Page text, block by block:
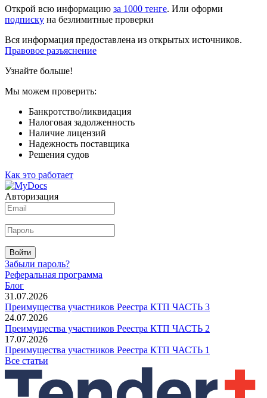
Открой всю информацию за 1000 тенге. Или оформи
подписку на безлимитные проверки
Вся информация предоставлена из открытых источников.
Правовое разъяснение
Узнайте больше!
Мы можем проверить:
Банкротство/ликвидация
Налоговая задолженность
Наличие лицензий
Надежность поставщика
Решения судов
Как это работает
Авторизация
Войти
Забыли пароль?
Реферальная программа
Блог
31.07.2026
Преимущества участников Реестра КТП ЧАСТЬ 3
24.07.2026
Преимущества участников Реестра КТП ЧАСТЬ 2
17.07.2026
Преимущества участников Реестра КТП ЧАСТЬ 1
Все статьи